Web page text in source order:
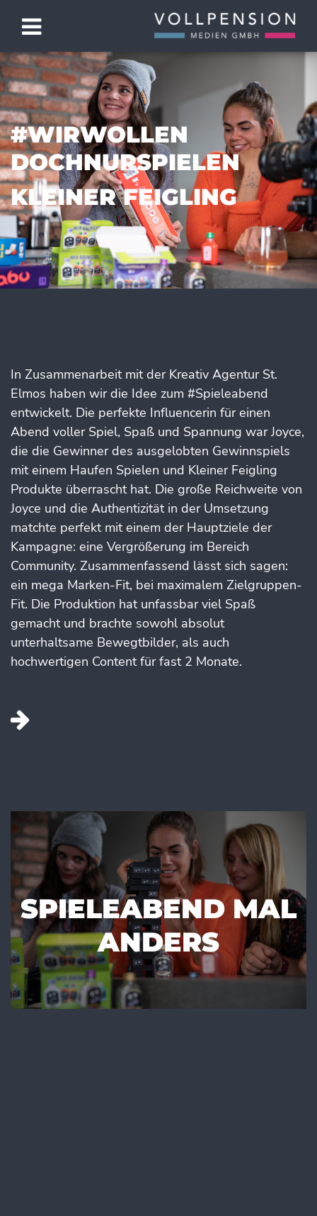
#WIRWOLLEN
DOCHNURSPIELEN
KLEINER FEIGLING
In Zusammenarbeit mit der Kreativ Agentur St.
Elmos haben wir die Idee zum #Spieleabend
entwickelt. Die perfekte Influencerin für einen
Abend voller Spiel, Spaß und Spannung war Joyce,
die die Gewinner des ausgelobten Gewinnspiels
mit einem Haufen Spielen und Kleiner Feigling
Produkte überrascht hat. Die große Reichweite von
Joyce und die Authentizität in der Umsetzung
matchte perfekt mit einem der Hauptziele der
Kampagne: eine Vergrößerung im Bereich
Community. Zusammenfassend lässt sich sagen:
ein mega Marken-Fit, bei maximalem Zielgruppen-
Fit. Die Produktion hat unfassbar viel Spaß
gemacht und brachte sowohl absolut
unterhaltsame Bewegtbilder, als auch
hochwertigen Content für fast 2 Monate.
SPIELEABEND MAL
ANDERS